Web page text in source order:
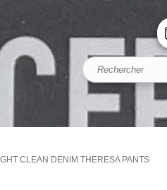
CLEAN DENIM THERESA PANTS